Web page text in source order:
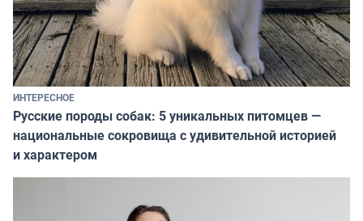
ИНТЕРЕСНОЕ
Русские породы собак: 5 уникальных питомцев —
национальные сокровища с удивительной историей
и характером